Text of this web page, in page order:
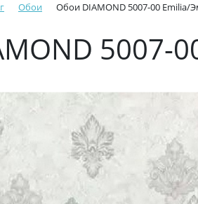
Обои Обои DIAMOND 5007-00 Emilia/
5007-